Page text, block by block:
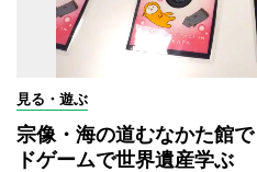
見る・遊ぶ
宗像・海の道むなかた館
ドゲームで世界遺産学ぶ